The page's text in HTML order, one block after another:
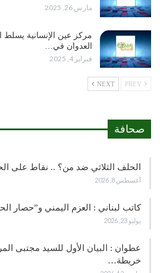
مارس 26, 2025
مركز عين الإنسانية يسلط
العدوان في…
فبراير 4, 2025
NEXT
صحافة
الحلف الثلاثي ضد من؟ .. نقاط على
أغسطس 8, 2026
كاتب لبناني : العزم اليمني و”حصار
يوليو 23, 2026
عطوان : البيان الأول للسيد مجتبى
خريطة…